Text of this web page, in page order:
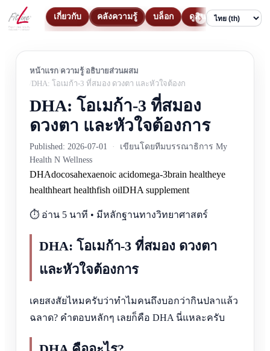
เกี่ยวกับ คลังความรู้ บล็อก ดูสินค้า
ติดต่อ
Language
หน้าแรก ความรู้ อธิบายส่วนผสม
DHA: โอเมก้า-3 ที่สมอง ดวงตา และหัวใจต้องการ
DHA: โอเมก้า-3 ที่สมอง
ดวงตา และหัวใจต้องการ
Published: 2026-07-01 ·
เขียนโดยทีมบรรณาธิการ My
Health N Wellness
DHAdocosahexaenoic acidomega-3brain healtheye
healthheart healthfish oilDHA supplement
⏱️ อ่าน 5 นาที • มีหลักฐานทางวิทยาศาสตร์
DHA: โอเมก้า-3 ที่สมอง ดวงตา
และหัวใจต้องการ
เคยสงสัยไหมครับว่าทำไมคนถึงบอกว่ากินปลาแล้ว
ฉลาด? คำตอบหลักๆ เลยก็คือ DHA นี่แหละครับ